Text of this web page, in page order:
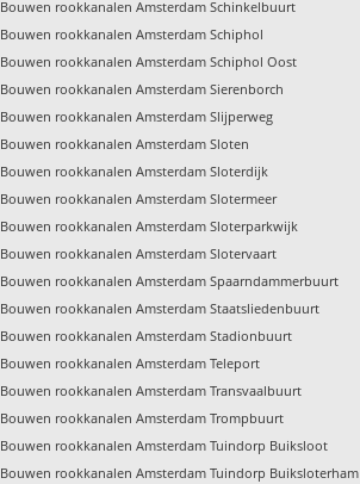
Bouwen rookkanalen Amsterdam Schinkelbuurt
Bouwen rookkanalen Amsterdam Schiphol
Bouwen rookkanalen Amsterdam Schiphol Oost
Bouwen rookkanalen Amsterdam Sierenborch
Bouwen rookkanalen Amsterdam Slijperweg
Bouwen rookkanalen Amsterdam Sloten
Bouwen rookkanalen Amsterdam Sloterdijk
Bouwen rookkanalen Amsterdam Slotermeer
Bouwen rookkanalen Amsterdam Sloterparkwijk
Bouwen rookkanalen Amsterdam Slotervaart
Bouwen rookkanalen Amsterdam Spaarndammerbuurt
Bouwen rookkanalen Amsterdam Staatsliedenbuurt
Bouwen rookkanalen Amsterdam Stadionbuurt
Bouwen rookkanalen Amsterdam Teleport
Bouwen rookkanalen Amsterdam Transvaalbuurt
Bouwen rookkanalen Amsterdam Trompbuurt
Bouwen rookkanalen Amsterdam Tuindorp Buiksloot
Bouwen rookkanalen Amsterdam Tuindorp Buiksloterham